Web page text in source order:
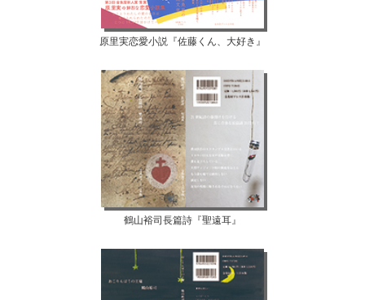
原里実恋愛小説『佐藤くん、大好き』
鶴山裕司長篇詩『聖遠耳』